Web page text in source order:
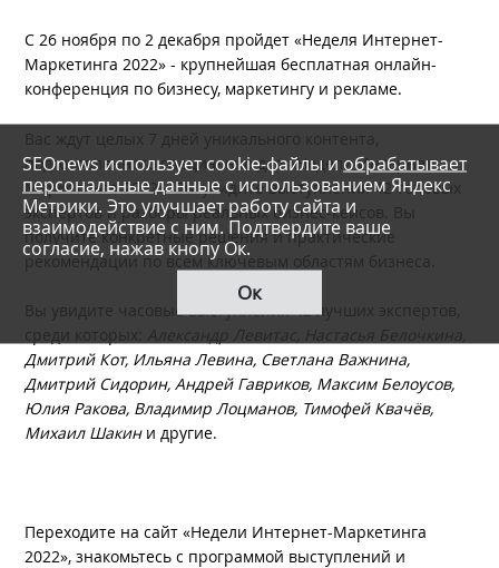
С 26 ноября по 2 декабря пройдет «Неделя Интернет-
Маркетинга 2022» - крупнейшая бесплатная онлайн-
конференция по бизнесу, маркетингу и рекламе.
Вас ждут целых 7 дней уникального контента,
подготовленного специально для «Недели Интернет-
Маркетинга 2022». Вы увидите выступления 42 топовых
экспертов и разборы реальных бизнес-кейсов. Вы
получите конкретные решения и практические
рекомендации по всем ключевым областям бизнеса.
Вы увидите часовые выступления 42 лучших экспертов,
среди которых:
Александр Левитас, Настасья Белочкина,
Дмитрий Кот, Ильяна Левина, Светлана Важнина,
Дмитрий Сидорин, Андрей Гавриков, Максим Белоусов,
Юлия Ракова, Владимир Лоцманов, Тимофей Квачёв,
Михаил Шакин и другие.
Переходите на сайт «Недели Интернет-Маркетинга
2022», знакомьтесь с программой выступлений и
SEOnews использует cookie-файлы иобрабатывает
персональные данные с использованием Яндекс
Метрики. Это улучшает работу сайта и
взаимодействие с ним. Подтвердите ваше
согласие, нажав кнопу Ок.
Ок